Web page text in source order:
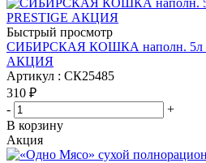
Быстрый просмотр
СИБИРСКАЯ КОШКА наполн. 5л
АКЦИЯ
Артикул : СК25485
310 ₽
-
+
В корзину
Акция